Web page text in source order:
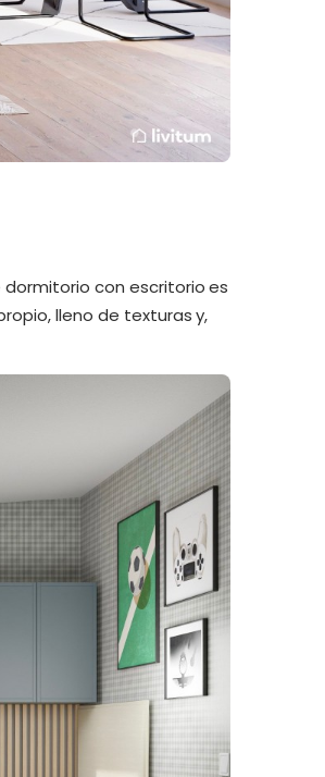
con escritorio es
lleno de texturas y,